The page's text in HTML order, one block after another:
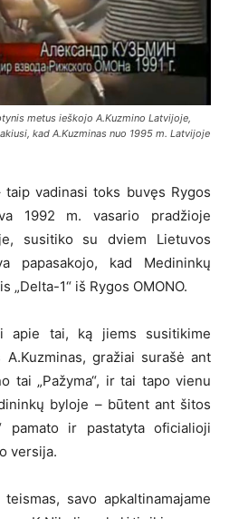
metus ieškojo A.Kuzmino Latvijoje,
kad A.Kuzminas nuo 1995 m. Latvijoje
taip vadinasi toks buvęs Rygos
1992 m. vasario pradžioje
susitiko su dviem Lietuvos
papasakojo, kad Medininkų
„Delta-1“ iš Rygos OMONO.
apie tai, ką jiems susitikime
A.Kuzminas, gražiai surašė ant
tai „Pažyma“, ir tai tapo vienu
byloje – būtent ant šitos
pamato ir pastatyta oficialioji
versija.
savo apkaltinamajame